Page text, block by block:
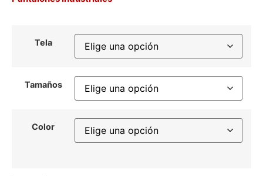
Tela
Tamaños
Color